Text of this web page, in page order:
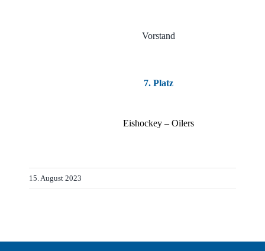
Vorstand
7. Platz
Eishockey – Oilers
15. August 2023